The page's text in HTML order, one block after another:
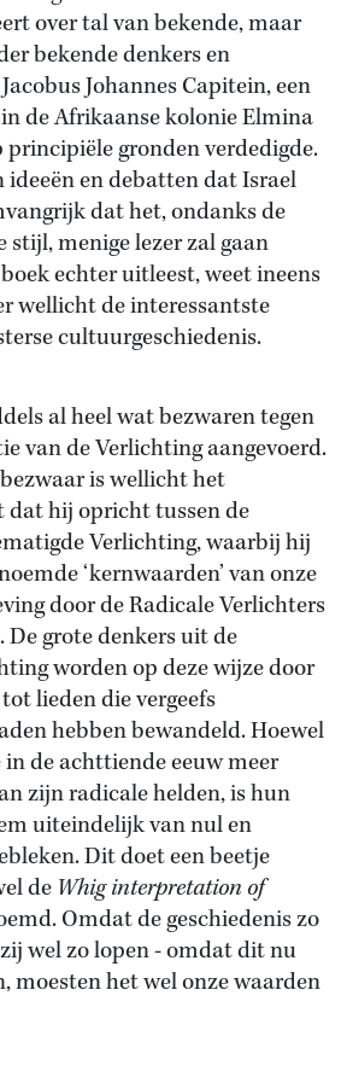
over tal van bekende, maar
bekende denkers en
Johannes Capitein, een
de Afrikaanse kolonie Elmina
principiële gronden verdedigde.
en debatten dat Israel
dat het, ondanks de
stijl, menige lezer zal gaan
echter uitleest, weet ineens
wellicht de interessantste
cultuurgeschiedenis.
al heel wat bezwaren tegen
van de Verlichting aangevoerd.
is wellicht het
hij opricht tussen de
Verlichting, waarbij hij
‘kernwaarden’ van onze
door de Radicale Verlichters
grote denkers uit de
worden op deze wijze door
lieden die vergeefs
hebben bewandeld. Hoewel
de achttiende eeuw meer
zijn radicale helden, is hun
uiteindelijk van nul en
Dit doet een beetje
de Whig interpretation of
Omdat de geschiedenis zo
wel zo lopen - omdat dit nu
moesten het wel onze waarden